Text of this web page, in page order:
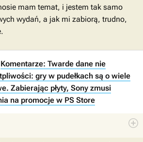
mam temat, i jestem tak samo
wydań, a jak mi zabiorą, trudno,
Komentarze: Twarde dane nie
gry w pudełkach są o wiele
Zabierając płyty, Sony zmusi
na promocje w PS Store